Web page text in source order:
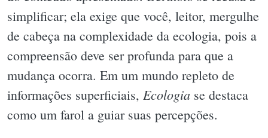
simplificar; ela exige que você, leitor, mergulhe
de cabeça na complexidade da ecologia, pois a
compreensão deve ser profunda para que a
mudança ocorra. Em um mundo repleto de
informações superficiais, Ecologia se destaca
como um farol a guiar suas percepções.